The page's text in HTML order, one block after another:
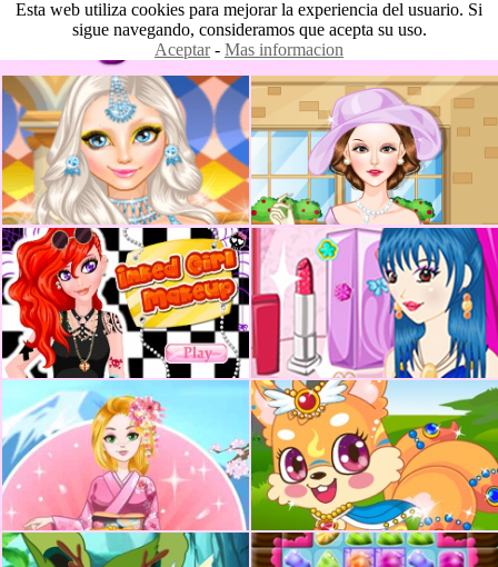
Esta web utiliza cookies para mejorar la experiencia del usuario. Si
sigue navegando, consideramos que acepta su uso.
Aceptar- Mas informacion